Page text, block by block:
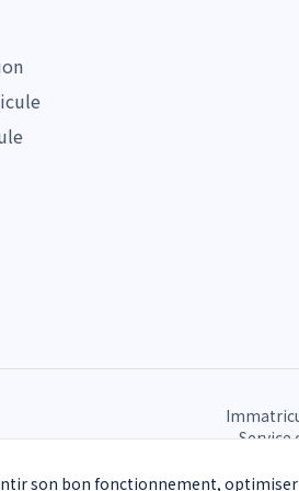
son bon fonctionnement,
Service